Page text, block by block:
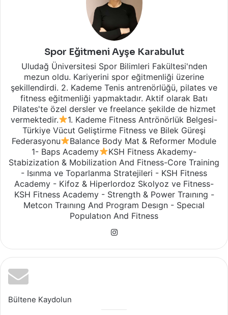
Spor Eğitmeni Ayşe Karabulut
Uludağ Üniversitesi Spor Bilimleri Fakültesi'nden
mezun oldu. Kariyerini spor eğitmenliği üzerine
şekillendirdi. 2. Kademe Tenis antrenörlüğü, pilates ve
fitness eğitmenliği yapmaktadır. Aktif olarak Batı
Pilates'te özel dersler ve freelance şekilde de hizmet
vermektedir.
1. Kademe Fitness Antrönörlük Belgesi-
Türkiye Vücut Geliştirme Fitness ve Bilek Güreşi
Federasyonu
Balance Body Mat & Reformer Module
1- Baps Academy
KSH Fitness Akademy-
Stabizization & Mobilization And Fitness-Core Training
- Isınma ve Toparlanma Stratejileri - KSH Fitness
Academy - Kifoz & Hiperlordoz Skolyoz ve Fitness-
KSH Fitness Academy - Strength & Power Traınıng -
Metcon Traınıng And Program Desıgn - Specıal
Populatıon And Fitness
Bültene Kaydolun